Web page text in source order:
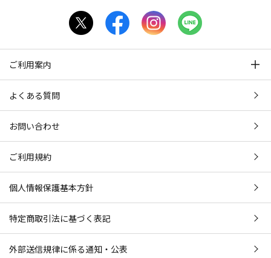
ご利用案内
よくある質問
お問い合わせ
ご利用規約
個人情報保護基本方針
特定商取引法に基づく表記
外部送信規律に係る通知・公表